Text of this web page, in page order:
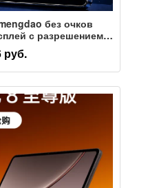
без очков
с разрешением
2D в 3D
10000 мАч
руб.